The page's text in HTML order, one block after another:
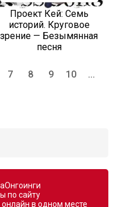
Проект Кей: Семь
историй. Круговое
зрение — Безымянная
песня
7 8 9 10
...
Онгоинги
по сайту
в одном месте